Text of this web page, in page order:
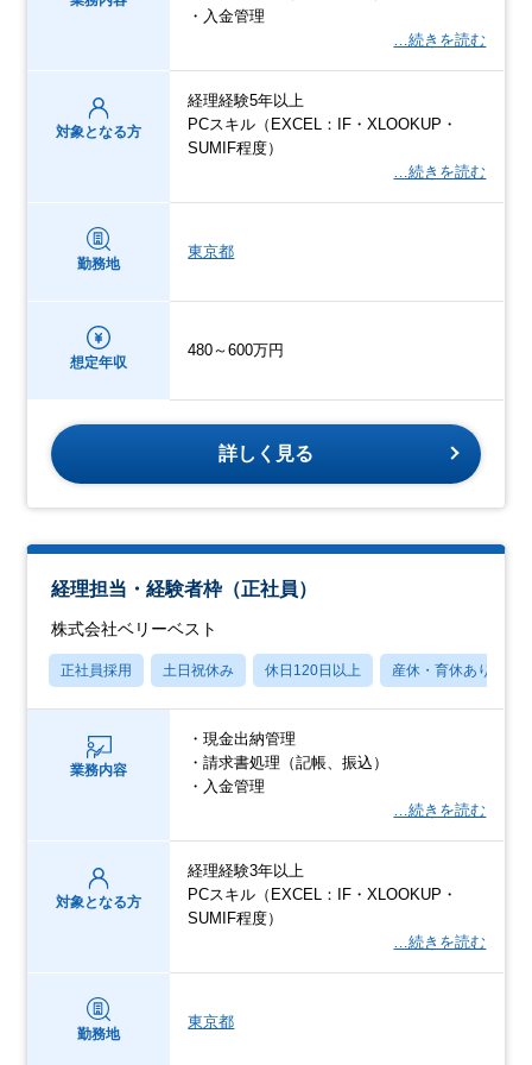
・入金管理
…続きを読む
対象となる方
経理経験5年以上
PCスキル（EXCEL：IF・XLOOKUP・
SUMIF程度）
…続きを読む
勤務地
東京都
想定年収
480～600万円
詳しく見る
経理担当・経験者枠（正社員）
株式会社ベリーベスト
正社員採用 土日祝休み 休日120日以上 産休・育休あり
業務内容
・現金出納管理
・請求書処理（記帳、振込）
・入金管理
…続きを読む
対象となる方
経理経験3年以上
PCスキル（EXCEL：IF・XLOOKUP・
SUMIF程度）
…続きを読む
勤務地
東京都